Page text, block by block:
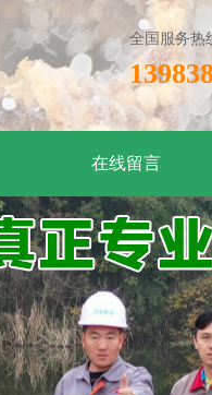
全国服务热
在线留言